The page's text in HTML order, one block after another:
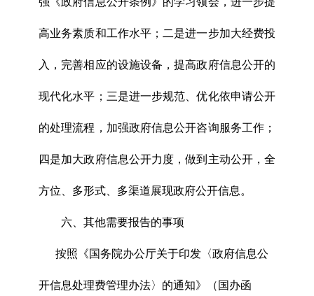
高业务素质和工作水平；二是进一步加大经费投
入，完善相应的设施设备，提高政府信息公开的
现代化水平；三是进一步规范、优化依申请公开
的处理流程，加强政府信息公开咨询服务工作；
四是加大政府信息公开力度，做到主动公开，全
方位、多形式、多渠道展现政府公开信息。
六、其他需要报告的事项
按照《国务院办公厅关于印发〈政府信息公
开信息处理费管理办法〉的通知》（国办函